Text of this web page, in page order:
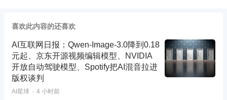
喜欢此内容的还喜欢
AI互联网日报：Qwen-Image-3.0降到0.18
元起、京东开源视频编辑模型、NVIDIA
开放自动驾驶模型、Spotify把AI混音拉进
版权谈判
AI星球 4 小时前